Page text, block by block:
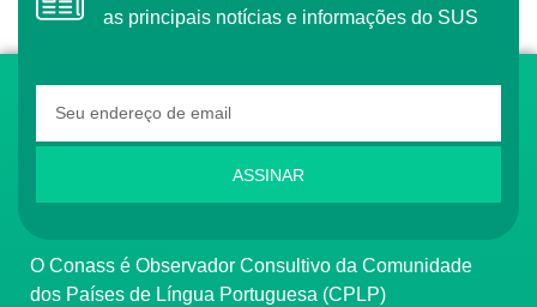
as principais notícias e informações do SUS
ASSINAR
O Conass é Observador Consultivo da Comunidade
dos Países de Língua Portuguesa (CPLP)